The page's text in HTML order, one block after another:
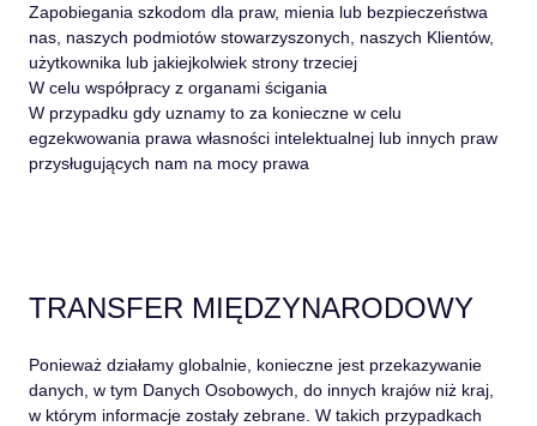
Zapobiegania szkodom dla praw, mienia lub bezpieczeństwa
nas, naszych podmiotów stowarzyszonych, naszych Klientów,
użytkownika lub jakiejkolwiek strony trzeciej
W celu współpracy z organami ścigania
W przypadku gdy uznamy to za konieczne w celu
egzekwowania prawa własności intelektualnej lub innych praw
przysługujących nam na mocy prawa
TRANSFER MIĘDZYNARODOWY
Ponieważ działamy globalnie, konieczne jest przekazywanie
danych, w tym Danych Osobowych, do innych krajów niż kraj,
w którym informacje zostały zebrane. W takich przypadkach